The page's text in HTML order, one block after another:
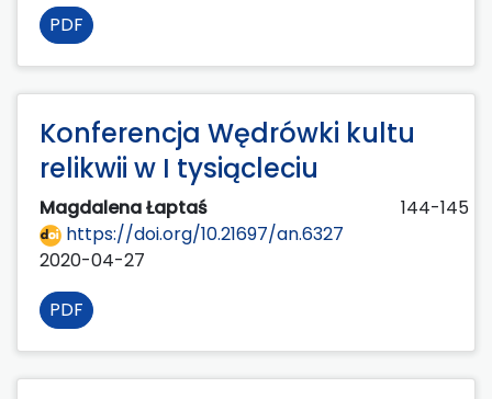
PDF
Konferencja Wędrówki kultu
relikwii w I tysiącleciu
Magdalena Łaptaś
144-145
https://doi.org/10.21697/an.6327
2020-04-27
PDF